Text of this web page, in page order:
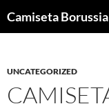
Camiseta
UNCATEGORIZED